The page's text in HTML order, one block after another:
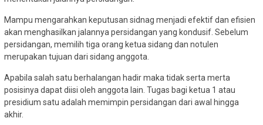
Mampu mengarahkan keputusan sidnag menjadi efektif dan efisien
akan menghasilkan jalannya persidangan yang kondusif. Sebelum
persidangan, memilih tiga orang ketua sidang dan notulen
merupakan tujuan dari sidang anggota.
Apabila salah satu berhalangan hadir maka tidak serta merta
posisinya dapat diisi oleh anggota lain. Tugas bagi ketua 1 atau
presidium satu adalah memimpin persidangan dari awal hingga
akhir.